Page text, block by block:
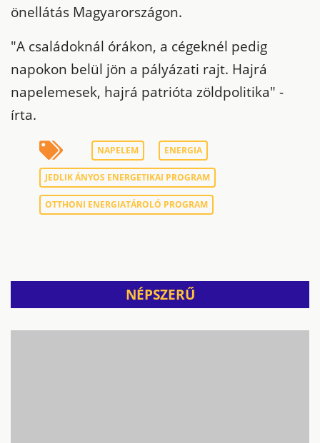
önellátás Magyarországon.
"A családoknál órákon, a cégeknél pedig
napokon belül jön a pályázati rajt. Hajrá
napelemesek, hajrá patrióta zöldpolitika" -
írta.
NAPELEM ENERGIA
JEDLIK ÁNYOS ENERGETIKAI PROGRAM
OTTHONI ENERGIATÁROLÓ PROGRAM
NÉPSZERŰ